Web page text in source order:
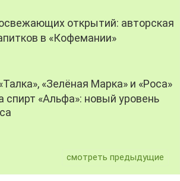
открытий: авторская
в «Кофемании»
«Зелёная Марка» и «Роса»
спирт «Альфа»: новый уровень
смотреть предыдущие